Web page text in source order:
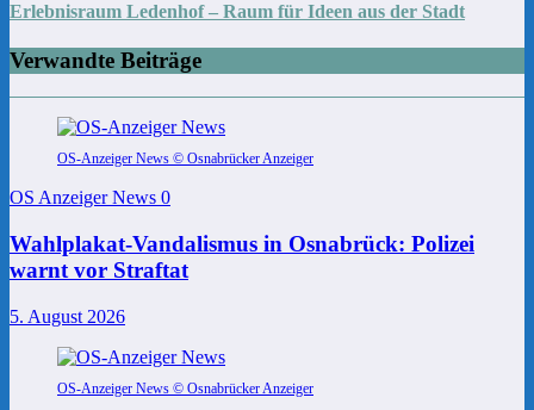
Erlebnisraum Ledenhof – Raum für Ideen aus der Stadt
Verwandte Beiträge
OS-Anzeiger News © Osnabrücker Anzeiger
OS Anzeiger News 0
Wahlplakat-Vandalismus in Osnabrück: Polizei
warnt vor Straftat
5. August 2026
OS-Anzeiger News © Osnabrücker Anzeiger